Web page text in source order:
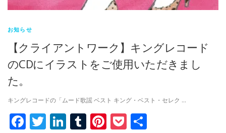
お知らせ
【クライアントワーク】キングレコード
のCDにイラストをご使用いただきまし
た。
キングレコードの「ムード歌謡 ベスト キング・ベスト・セレク …
Facebook
Twitter
LinkedIn
Tumblr
Pinterest
Pocket